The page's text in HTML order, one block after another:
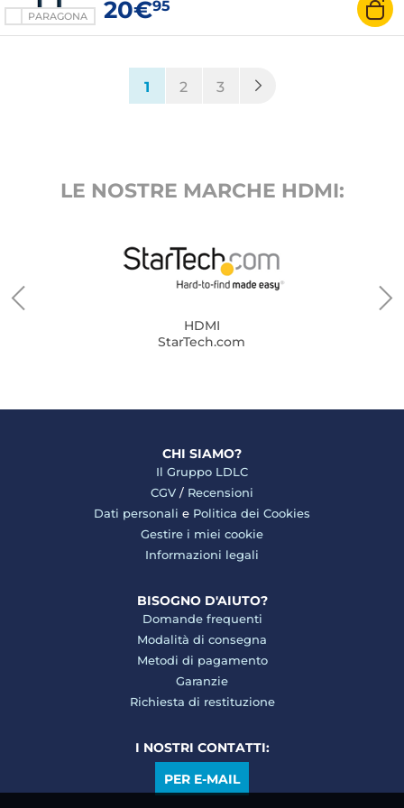
PARAGONA 20€95
1(current)
2 3
LE NOSTRE MARCHE HDMI:
HDMI
StarTech.com
CHI SIAMO?
Il Gruppo LDLC
CGV / Recensioni
Dati personali e Politica dei Cookies
Gestire i miei cookie
Informazioni legali
BISOGNO D'AIUTO?
Domande frequenti
Modalità di consegna
Metodi di pagamento
Garanzie
Richiesta di restituzione
I NOSTRI CONTATTI:
PER E-MAIL